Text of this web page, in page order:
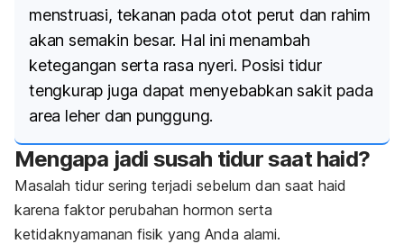
menstruasi, tekanan pada otot perut dan rahim
akan semakin besar. Hal ini menambah
ketegangan serta rasa nyeri. Posisi tidur
tengkurap juga dapat menyebabkan sakit pada
area leher dan punggung.
Mengapa jadi susah tidur saat haid?
Masalah tidur sering terjadi sebelum dan saat haid
karena faktor perubahan hormon serta
ketidaknyamanan fisik yang Anda alami.